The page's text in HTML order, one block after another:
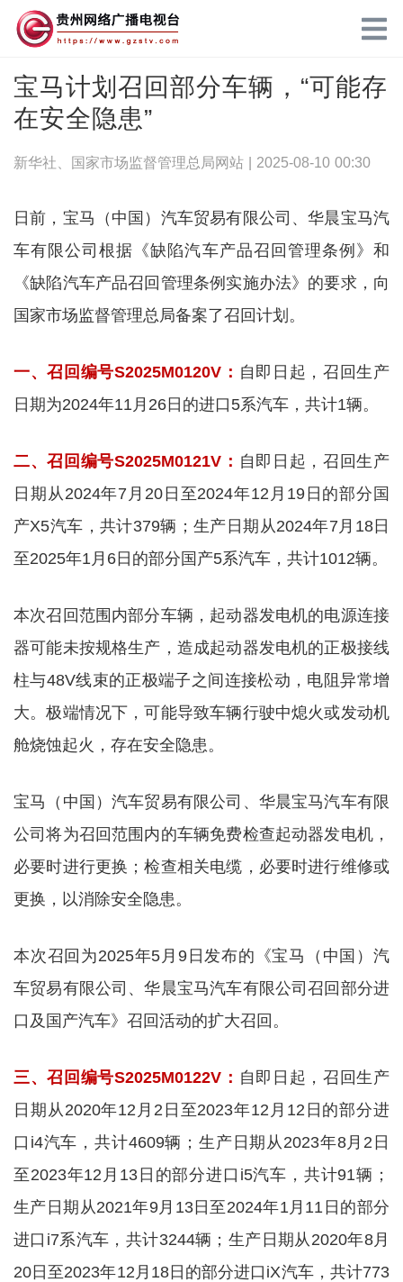
宝马计划召回部分车辆，“可能存
在安全隐患”
新华社、国家市场监督管理总局网站 | 2025-08-10 00:30
日前，宝马（中国）汽车贸易有限公司、华晨宝马汽
车有限公司根据《缺陷汽车产品召回管理条例》和
《缺陷汽车产品召回管理条例实施办法》的要求，向
国家市场监督管理总局备案了召回计划。
一、召回编号S2025M0120V： 自即日起，召回生产
日期为2024年11月26日的进口5系汽车，共计1辆。
二、召回编号S2025M0121V： 自即日起，召回生产
日期从2024年7月20日至2024年12月19日的部分国
产X5汽车，共计379辆；生产日期从2024年7月18日
至2025年1月6日的部分国产5系汽车，共计1012辆。
本次召回范围内部分车辆，起动器发电机的电源连接
器可能未按规格生产，造成起动器发电机的正极接线
柱与48V线束的正极端子之间连接松动，电阻异常增
大。极端情况下，可能导致车辆行驶中熄火或发动机
舱烧蚀起火，存在安全隐患。
宝马（中国）汽车贸易有限公司、华晨宝马汽车有限
公司将为召回范围内的车辆免费检查起动器发电机，
必要时进行更换；检查相关电缆，必要时进行维修或
更换，以消除安全隐患。
本次召回为2025年5月9日发布的《宝马（中国）汽
车贸易有限公司、华晨宝马汽车有限公司召回部分进
口及国产汽车》召回活动的扩大召回。
三、召回编号S2025M0122V： 自即日起，召回生产
日期从2020年12月2日至2023年12月12日的部分进
口i4汽车，共计4609辆；生产日期从2023年8月2日
至2023年12月13日的部分进口i5汽车，共计91辆；
生产日期从2021年9月13日至2024年1月11日的部分
进口i7系汽车，共计3244辆；生产日期从2020年8月
20日至2023年12月18日的部分进口iX汽车，共计773